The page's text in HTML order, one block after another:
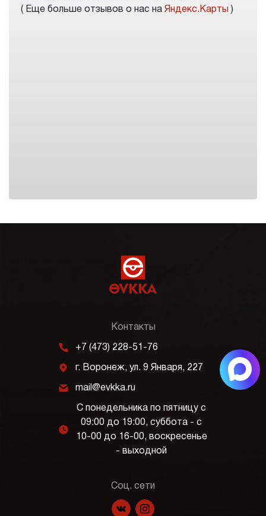
( Еще больше отзывов о нас на Яндекс.Карты )
Контакты
m +7 (473) 228-51-76
j г. Воронеж, ул. 9 Января, 227
k mail@evkka.ru
l
С понедельника по пятницу с
09:00 до 19:00, суббота - с
10-00 до 16-00, воскресенье
- выходной
Соц. сети
f p